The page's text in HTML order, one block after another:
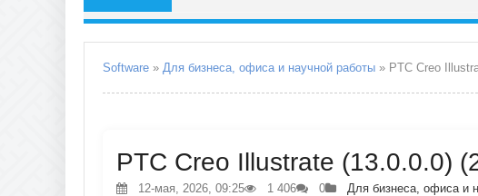
Software » Для бизнеса, офиса и научной работы » PTC Creo
PTC Creo Illustrate (13.0.0.0)
12-мая, 2026, 09:25 1 406 0 Для бизнеса, офиса и